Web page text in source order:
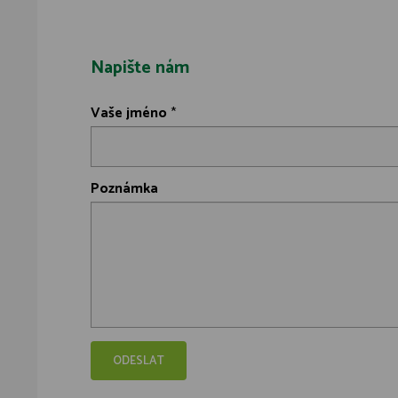
Napište nám
Vaše jméno *
Poznámka